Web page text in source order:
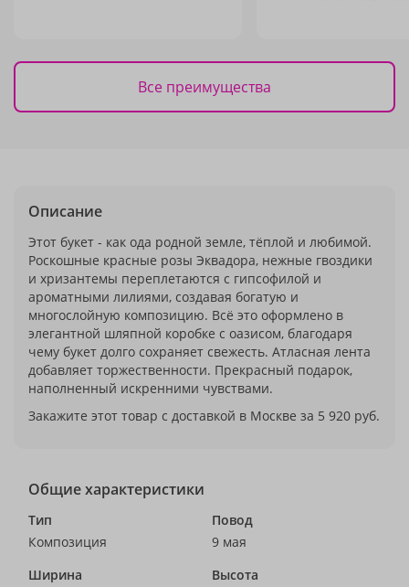
Все преимущества
Описание
Этот букет - как ода родной земле, тёплой и любимой.
Роскошные красные розы Эквадора, нежные гвоздики
и хризантемы переплетаются с гипсофилой и
ароматными лилиями, создавая богатую и
многослойную композицию. Всё это оформлено в
элегантной шляпной коробке с оазисом, благодаря
чему букет долго сохраняет свежесть. Атласная лента
добавляет торжественности. Прекрасный подарок,
наполненный искренними чувствами.
Закажите этот товар с доставкой в Москве за 5 920 руб.
Общие характеристики
Тип
Композиция
Повод
9 мая
Ширина
Высота